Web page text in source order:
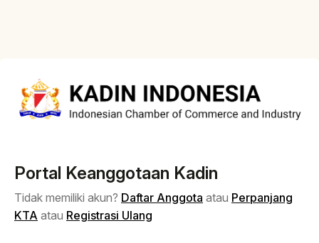
Portal Keanggotaan Kadin
Tidak memiliki akun? Daftar Anggota atau Perpanjang
KTA atau Registrasi Ulang